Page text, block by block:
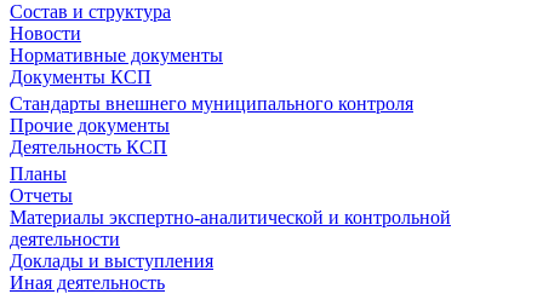
Состав и структура
Новости
Нормативные документы
Документы КСП
Стандарты внешнего муниципального контроля
Прочие документы
Деятельность КСП
Планы
Отчеты
Материалы экспертно-аналитической и контрольной
деятельности
Доклады и выступления
Иная деятельность